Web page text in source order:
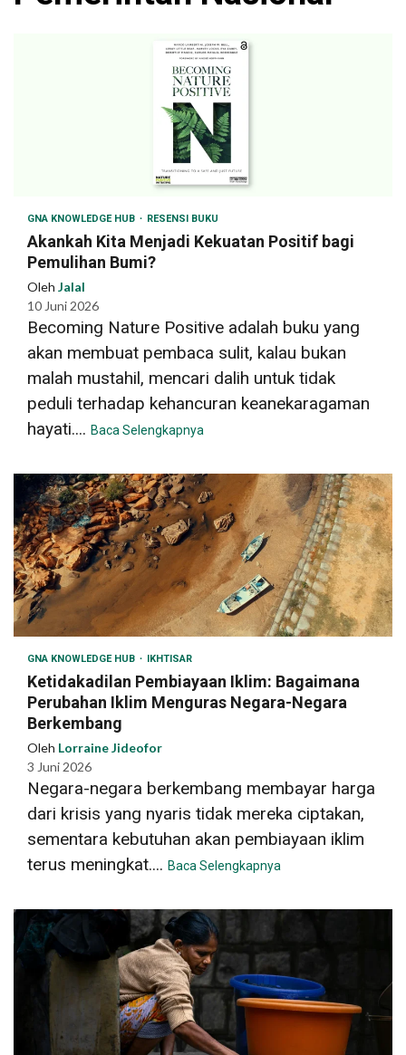
GNA KNOWLEDGE HUB RESENSI BUKU
Akankah Kita Menjadi Kekuatan Positif bagi
Pemulihan Bumi?
Oleh Jalal
10 Juni 2026
Becoming Nature Positive adalah buku yang
akan membuat pembaca sulit, kalau bukan
malah mustahil, mencari dalih untuk tidak
peduli terhadap kehancuran keanekaragaman
hayati.... Baca Selengkapnya
GNA KNOWLEDGE HUB IKHTISAR
Ketidakadilan Pembiayaan Iklim: Bagaimana
Perubahan Iklim Menguras Negara-Negara
Berkembang
Oleh Lorraine Jideofor
3 Juni 2026
Negara-negara berkembang membayar harga
dari krisis yang nyaris tidak mereka ciptakan,
sementara kebutuhan akan pembiayaan iklim
terus meningkat.... Baca Selengkapnya